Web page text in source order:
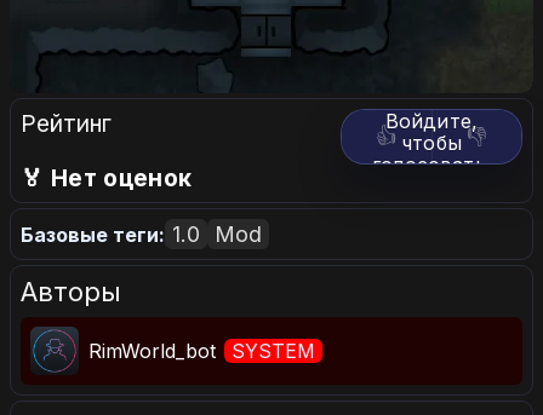
Рейтинг 👍 👎
Войдите,
чтобы
голосовать.
🏅 Нет оценок
Базовые теги: 1.0 Mod
Авторы
RimWorld_bot SYSTEM